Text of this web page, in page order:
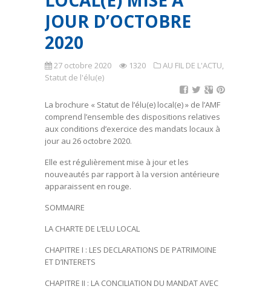
JOUR D’OCTOBRE
2020
27 octobre 2020 1320 AU FIL DE L'ACTU,
Statut de l'élu(e)
La brochure « Statut de l’élu(e) local(e) » de l’AMF
comprend l’ensemble des dispositions relatives
aux conditions d’exercice des mandats locaux à
jour au 26 octobre 2020.
Elle est régulièrement mise à jour et les
nouveautés par rapport à la version antérieure
apparaissent en rouge.
SOMMAIRE
LA CHARTE DE L’ELU LOCAL
CHAPITRE I : LES DECLARATIONS DE PATRIMOINE
ET D’INTERETS
CHAPITRE II : LA CONCILIATION DU MANDAT AVEC